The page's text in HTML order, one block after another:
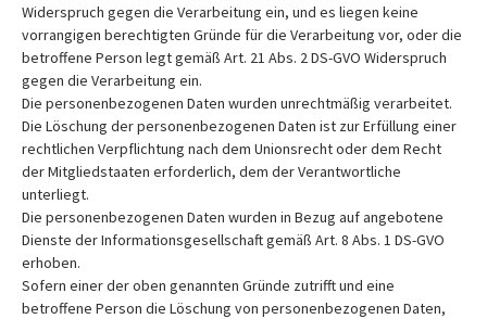
Widerspruch gegen die Verarbeitung ein, und es liegen keine
vorrangigen berechtigten Gründe für die Verarbeitung vor, oder die
betroffene Person legt gemäß Art. 21 Abs. 2 DS-GVO Widerspruch
gegen die Verarbeitung ein.
Die personenbezogenen Daten wurden unrechtmäßig verarbeitet.
Die Löschung der personenbezogenen Daten ist zur Erfüllung einer
rechtlichen Verpflichtung nach dem Unionsrecht oder dem Recht
der Mitgliedstaaten erforderlich, dem der Verantwortliche
unterliegt.
Die personenbezogenen Daten wurden in Bezug auf angebotene
Dienste der Informationsgesellschaft gemäß Art. 8 Abs. 1 DS-GVO
erhoben.
Sofern einer der oben genannten Gründe zutrifft und eine
betroffene Person die Löschung von personenbezogenen Daten,